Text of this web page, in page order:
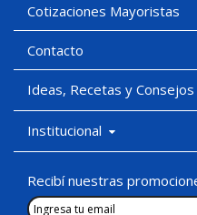
Cotizaciones Mayoristas
Contacto
Ideas, Recetas y Consejos
Institucional
Recibí nuestras